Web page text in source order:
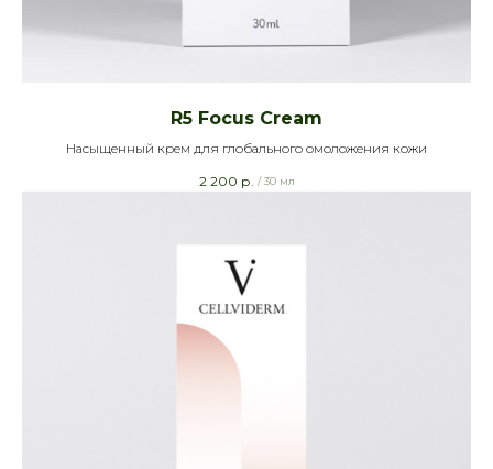
R5 Focus Cream
Насыщенный крем для глобального омоложения кожи
2 200 р. / 30 мл